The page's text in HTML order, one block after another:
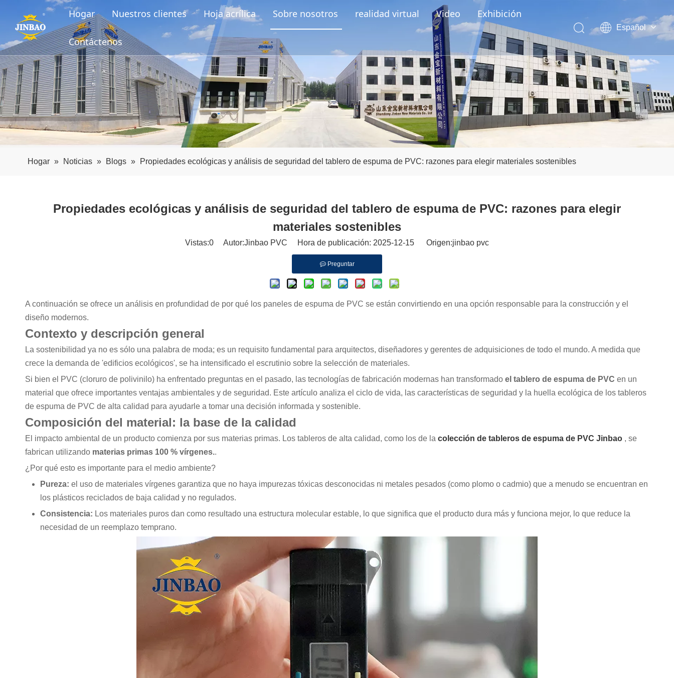
Hogar Nuestros clientes Hoja acrílica Sobre nosotros realidad virtual Video Exhibición
Contáctenos
Español
العربية
Pусский
Português
Hogar » Noticias » Blogs » Propiedades ecológicas y análisis de seguridad del tablero de espuma de PVC: razones para elegir materiales sostenibles
Propiedades ecológicas y análisis de seguridad del tablero de espuma de PVC: razones para elegir
materiales sostenibles
Vistas:0 Autor:Jinbao PVC Hora de publicación: 2025-12-15 Origen:jinbao pvc
Preguntar
A continuación se ofrece un análisis en profundidad de por qué los paneles de espuma de PVC se están convirtiendo en una opción responsable para la construcción y el
diseño modernos.
Contexto y descripción general
La sostenibilidad ya no es sólo una palabra de moda; es un requisito fundamental para arquitectos, diseñadores y gerentes de adquisiciones de todo el mundo. A medida que
crece la demanda de 'edificios ecológicos', se ha intensificado el escrutinio sobre la selección de materiales.
Si bien el PVC (cloruro de polivinilo) ha enfrentado preguntas en el pasado, las tecnologías de fabricación modernas han transformado el tablero de espuma de PVC en un
material que ofrece importantes ventajas ambientales y de seguridad. Este artículo analiza el ciclo de vida, las características de seguridad y la huella ecológica de los tableros
de espuma de PVC de alta calidad para ayudarle a tomar una decisión informada y sostenible.
Composición del material: la base de la calidad
El impacto ambiental de un producto comienza por sus materias primas. Los tableros de alta calidad, como los de la colección de tableros de espuma de PVC Jinbao , se
fabrican utilizando materias primas 100 % vírgenes..
¿Por qué esto es importante para el medio ambiente?
Pureza: el uso de materiales vírgenes garantiza que no haya impurezas tóxicas desconocidas ni metales pesados ​​(como plomo o cadmio) que a menudo se encuentran en
los plásticos reciclados de baja calidad y no regulados.
Consistencia: Los materiales puros dan como resultado una estructura molecular estable, lo que significa que el producto dura más y funciona mejor, lo que reduce la
necesidad de un reemplazo temprano.